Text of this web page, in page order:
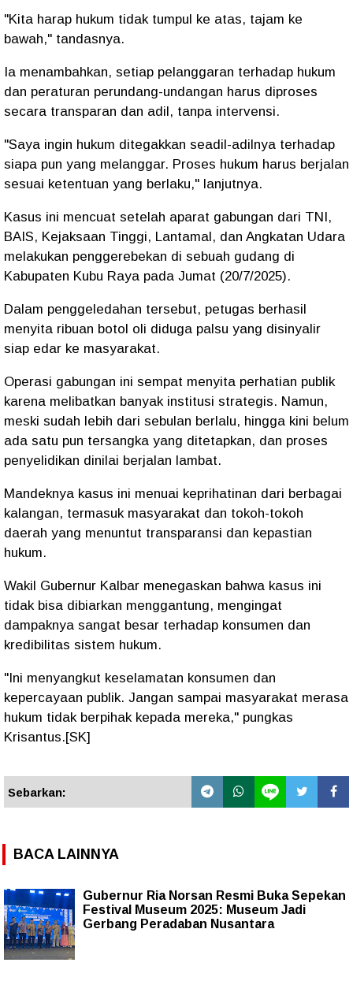
"Kita harap hukum tidak tumpul ke atas, tajam ke
bawah," tandasnya.
Ia menambahkan, setiap pelanggaran terhadap hukum
dan peraturan perundang-undangan harus diproses
secara transparan dan adil, tanpa intervensi.
"Saya ingin hukum ditegakkan seadil-adilnya terhadap
siapa pun yang melanggar. Proses hukum harus berjalan
sesuai ketentuan yang berlaku," lanjutnya.
Kasus ini mencuat setelah aparat gabungan dari TNI,
BAIS, Kejaksaan Tinggi, Lantamal, dan Angkatan Udara
melakukan penggerebekan di sebuah gudang di
Kabupaten Kubu Raya pada Jumat (20/7/2025).
Dalam penggeledahan tersebut, petugas berhasil
menyita ribuan botol oli diduga palsu yang disinyalir
siap edar ke masyarakat.
Operasi gabungan ini sempat menyita perhatian publik
karena melibatkan banyak institusi strategis. Namun,
meski sudah lebih dari sebulan berlalu, hingga kini belum
ada satu pun tersangka yang ditetapkan, dan proses
penyelidikan dinilai berjalan lambat.
Mandeknya kasus ini menuai keprihatinan dari berbagai
kalangan, termasuk masyarakat dan tokoh-tokoh
daerah yang menuntut transparansi dan kepastian
hukum.
Wakil Gubernur Kalbar menegaskan bahwa kasus ini
tidak bisa dibiarkan menggantung, mengingat
dampaknya sangat besar terhadap konsumen dan
kredibilitas sistem hukum.
"Ini menyangkut keselamatan konsumen dan
kepercayaan publik. Jangan sampai masyarakat merasa
hukum tidak berpihak kepada mereka," pungkas
Krisantus.[SK]
Sebarkan:
BACA LAINNYA
Gubernur Ria Norsan Resmi Buka Sepekan
Festival Museum 2025: Museum Jadi
Gerbang Peradaban Nusantara